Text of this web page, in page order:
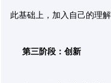
此基础上，加入自己的理
第三阶段：创新